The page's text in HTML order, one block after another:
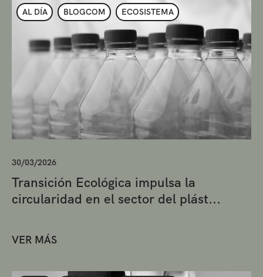
AL DÍA BLOGCOM ECOSISTEMA
30/03/2026
Transición Ecológica impulsa la
circularidad en el sector del plást...
VER MÁS